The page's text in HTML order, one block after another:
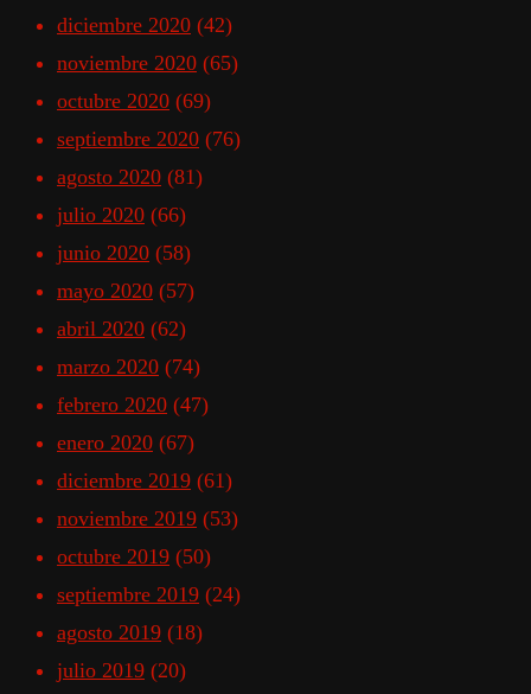
diciembre 2020 (42)
noviembre 2020 (65)
octubre 2020 (69)
septiembre 2020 (76)
agosto 2020 (81)
julio 2020 (66)
junio 2020 (58)
mayo 2020 (57)
abril 2020 (62)
marzo 2020 (74)
febrero 2020 (47)
enero 2020 (67)
diciembre 2019 (61)
noviembre 2019 (53)
octubre 2019 (50)
septiembre 2019 (24)
agosto 2019 (18)
julio 2019 (20)